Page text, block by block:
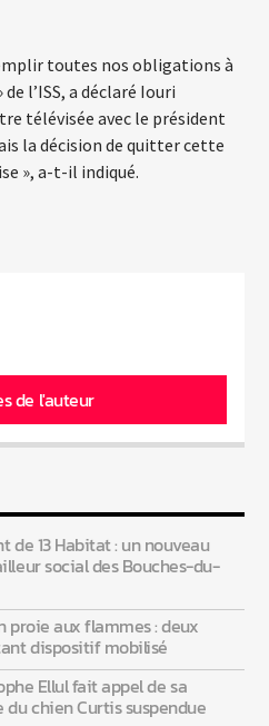
toutes nos obligations à
l’ISS, a déclaré Iouri
télévisée avec le président
la décision de quitter cette
», a-t-il indiqué.
de l'auteur
de 13 Habitat : un nouveau
social des Bouches-du-
proie aux flammes : deux
dispositif mobilisé
Ellul fait appel de sa
chien Curtis suspendue